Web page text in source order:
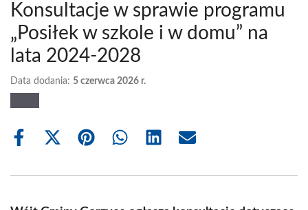
Konsultacje w sprawie programu
„Posiłek w szkole i w domu” na
lata 2024-2028
Data dodania: 5 czerwca 2026 r.
Share
Share
(Twitter)
Share Share Share Share